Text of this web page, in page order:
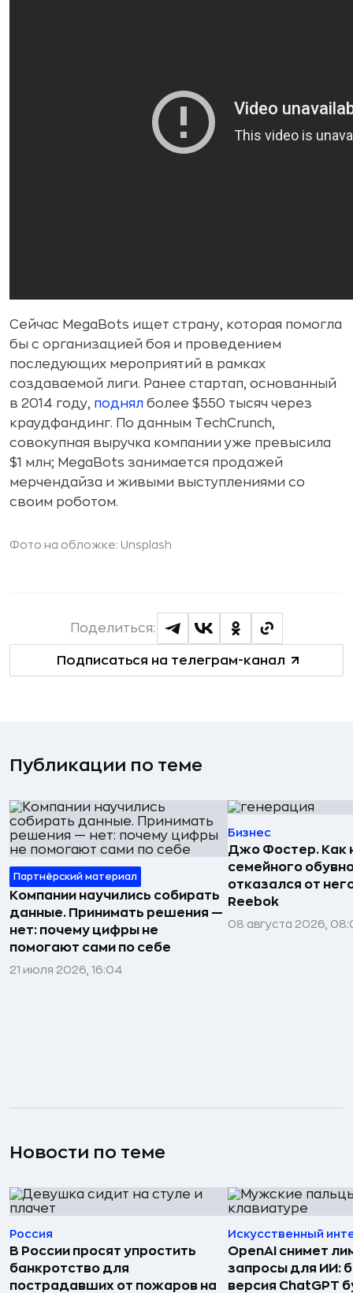
Сейчас MegaBots ищет страну, которая помогла
бы с организацией боя и проведением
последующих мероприятий в рамках
создаваемой лиги. Ранее стартап, основанный
в 2014 году, поднял более $550 тысяч через
краудфандинг. По данным TechCrunch,
совокупная выручка компании уже превысила
$1 млн; MegaBots занимается продажей
мерчендайза и живыми выступлениями со
своим роботом.
Фото на обложке: Unsplash
Подписаться на телеграм-канал
Поделиться:
Публикации по теме
Партнёрский материал
Компании научились собирать
данные. Принимать решения —
нет: почему цифры не
помогают сами по себе
21 июля 2026, 16:04
Бизнес
Джо Фостер. Как
семейного
отказался от
Reebok
08 августа 2026,
Новости по теме
Россия
В России просят упростить
банкротство для
пострадавших от пожаров на
Искусственный
OpenAI снимет
запросы для ИИ:
версия ChatGPT